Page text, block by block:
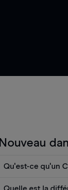
Nouveau
Qu'est-ce qu'un